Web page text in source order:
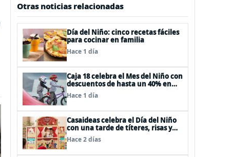
Otras noticias relacionadas
Día del Niño: cinco recetas fáciles
para cocinar en familia
Hace 1 día
Caja 18 celebra el Mes del Niño con
descuentos de hasta un 40% en
panoramas, cine, shows y
streaming
Hace 1 día
Casaideas celebra el Día del Niño
con una tarde de títeres, risas y
sorpresas en el Mall Plaza Vespucio
Hace 2 días